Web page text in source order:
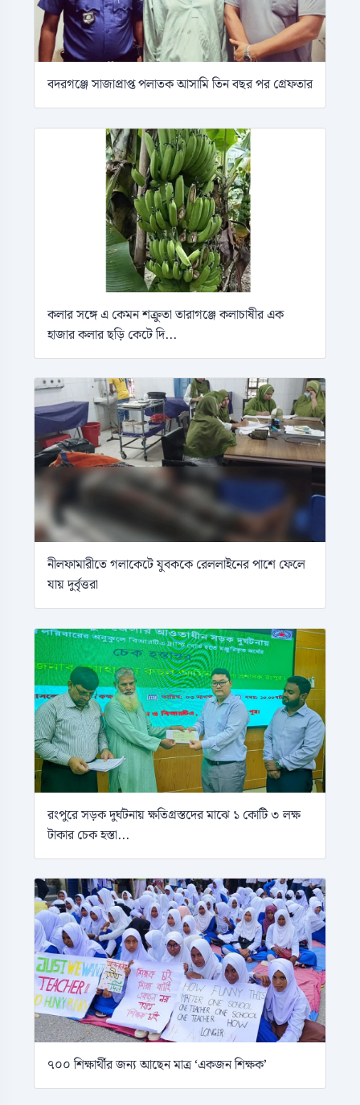
বদরগঞ্জে সাজাপ্রাপ্ত পলাতক আসামি তিন বছর পর গ্রেফতার
কলার সঙ্গে এ কেমন শক্রুতা তারাগঞ্জে কলাচাষীর এক
হাজার কলার ছড়ি কেটে দি...
নীলফামারীতে গলাকেটে যুবককে রেললাইনের পাশে ফেলে
যায় দুর্বৃত্তরা
রংপুরে সড়ক দুর্ঘটনায় ক্ষতিগ্রস্তদের মাঝে ১ কোটি ৩ লক্ষ
টাকার চেক হস্তা...
৭০০ শিক্ষার্থীর জন্য আছেন মাত্র ‘একজন শিক্ষক’